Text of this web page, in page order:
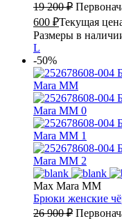
19 200₽
600 ₽Текущая
Размеры в
L
-50%
Max Mara MM
Брюки женские
26 900₽